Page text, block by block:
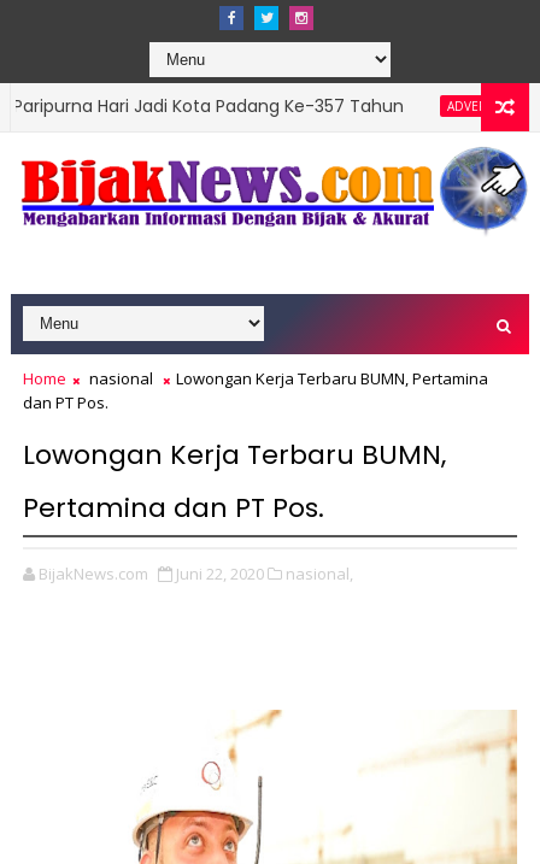
Jadi Kota Padang Ke-357 Tahun ADVERTORIAL
DPRD
Home nasional
Lowongan Kerja Terbaru BUMN, Pertamina
dan PT Pos.
Lowongan Kerja Terbaru BUMN,
Pertamina dan PT Pos.
BijakNews.com Juni 22, 2020 nasional,